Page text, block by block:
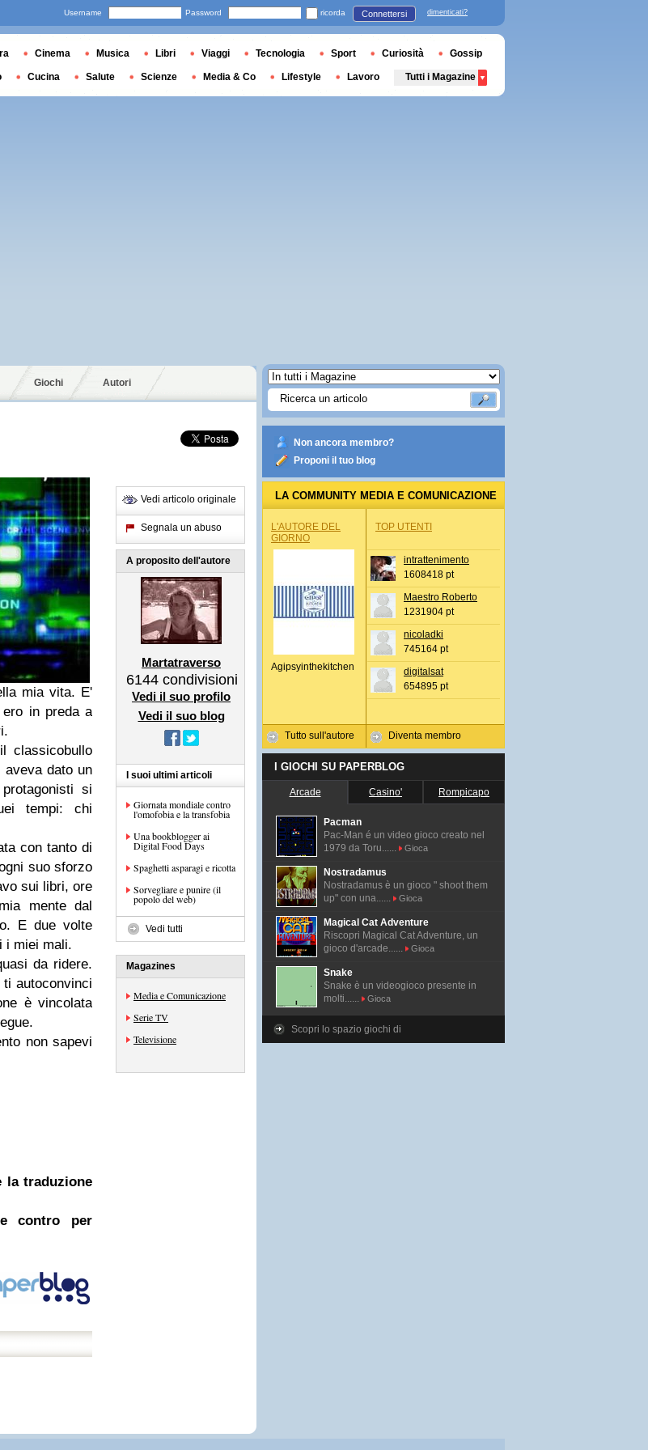
Giochi Autori
mia vita. E'
in preda a
classicobullo
dato un
si
tempi: chi
con tanto di
suo sforzo
sui libri, ore
mente dal
E due volte
i miei mali.
da ridere.
autoconvinci
è vincolata
non sapevi
la traduzione
contro per
Vedi articolo originale
Segnala un abuso
A proposito dell'autore
Martatraverso
6144 condivisioni
Vedi il suo profilo
Vedi il suo blog
I suoi ultimi articoli
Giornata mondiale contro
l'omofobia e la transfobia
Una bookblogger ai
Digital Food Days
Spaghetti asparagi e ricotta
Sorvegliare e punire (il
popolo del web)
Vedi tutti
Magazines
Media e Comunicazione
Serie TV
Televisione
Non ancora membro?
Proponi il tuo blog
LA COMMUNITY MEDIA E COMUNICAZIONE
L'AUTORE DEL
GIORNO
Agipsyinthekitchen
Tutto sull'autore
TOP UTENTI
intrattenimento
1608418 pt
Maestro Roberto
1231904 pt
nicoladki
745164 pt
digitalsat
654895 pt
Diventa membro
I GIOCHI SU PAPERBLOG
Arcade Casino' Rompicapo
Pacman
Pac-Man é un video gioco creato nel
1979 da Toru......
Gioca
Nostradamus
Nostradamus è un gioco " shoot them
up" con una......
Gioca
Magical Cat Adventure
Riscopri Magical Cat Adventure, un
gioco d'arcade......
Gioca
Snake
Snake è un videogioco presente in
molti......
Gioca
Scopri lo spazio giochi di
Username Password ricorda Connettersi dimenticati?
Cinema Musica Libri Viaggi Tecnologia Sport Curiosità Gossip
Cucina Salute Scienze Media & Co Lifestyle Lavoro Tutti i Magazine